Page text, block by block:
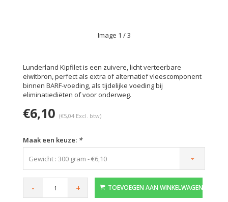
Image 1 / 3
Lunderland Kipfilet is een zuivere, licht verteerbare
eiwitbron, perfect als extra of alternatief vleescomponent
binnen BARF-voeding, als tijdelijke voeding bij
eliminatiediëten of voor onderweg.
€6,10 (€5,04 Excl. btw)
Maak een keuze: *
Gewicht : 300 gram - €6,10
- + TOEVOEGEN AAN WINKELWAGEN